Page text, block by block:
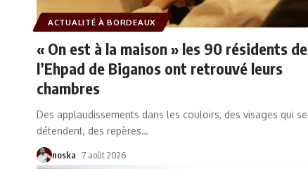
ACTUALITÉ À BORDEAUX
« On est à la maison » les 90 résidents de
l’Ehpad de Biganos ont retrouvé leurs
chambres
Des applaudissements dans les couloirs, des visages qui se
détendent, des repères…
noska 7 août 2026